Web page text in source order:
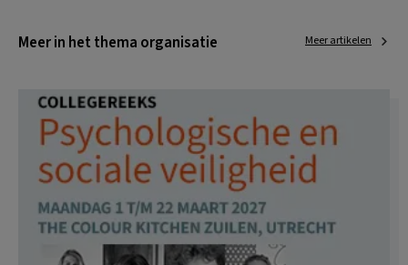
Meer in het thema organisatie Meer artikelen